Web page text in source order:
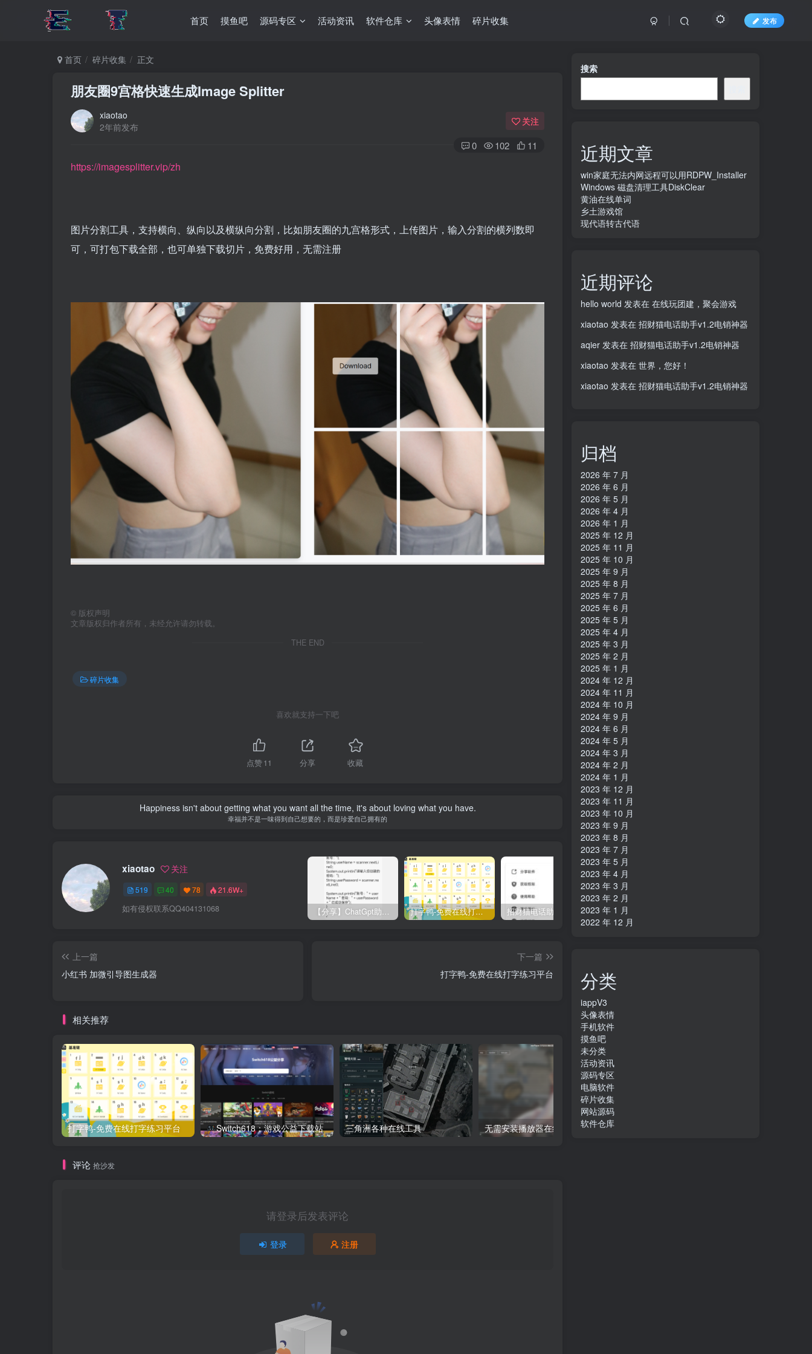
首页 摸鱼吧 源码专区 活动资讯 软件仓库 头像表情 碎片收集 发布
首页 碎片收集 正文
朋友圈9宫格快速生成Image Splitter
xiaotao
2年前发布
关注
0 102 11
https://imagesplitter.vip/zh
图片分割工具，支持横向、纵向以及横纵向分割，比如朋友圈的九宫格形式，上传图片，输入分割的横列数即
可，可打包下载全部，也可单独下载切片，免费好用，无需注册
© 版权声明
文章版权归作者所有，未经允许请勿转载。
THE END
碎片收集
喜欢就支持一下吧
点赞11 分享 收藏
Happiness isn't about getting what you want all the time, it's about loving what you have.
幸福并不是一味得到自己想要的，而是珍爱自己拥有的
xiaotao 关注
519 40 78 21.6W+
如有侵权联系QQ404131068 【分享】ChatGpt助手v1.24免注册直接使用 打字鸭-免费在线打字练习平台 招财猫电话助手v1.2电销神器 在线cs摸鱼神器
上一篇
小红书 加微引导图生成器
下一篇
打字鸭-免费在线打字练习平台
相关推荐
打字鸭-免费在线打字练习平台 Switch618：游戏公益下载站 三角洲各种在线工具 无需安装播放器在线播放
评论 抢沙发
请登录后发表评论
登录 注册
搜索
近期文章
win家庭无法内网远程可以用RDPW_Installer
Windows 磁盘清理工具DiskClear
黄油在线单词
乡土游戏馆
现代语转古代语
近期评论
hello world 发表在 在线玩团建，聚会游戏
xiaotao 发表在 招财猫电话助手v1.2电销神器
aqier 发表在 招财猫电话助手v1.2电销神器
xiaotao 发表在 世界，您好！
xiaotao 发表在 招财猫电话助手v1.2电销神器
归档
2026 年 7 月
2026 年 6 月
2026 年 5 月
2026 年 4 月
2026 年 1 月
2025 年 12 月
2025 年 11 月
2025 年 10 月
2025 年 9 月
2025 年 8 月
2025 年 7 月
2025 年 6 月
2025 年 5 月
2025 年 4 月
2025 年 3 月
2025 年 2 月
2025 年 1 月
2024 年 12 月
2024 年 11 月
2024 年 10 月
2024 年 9 月
2024 年 6 月
2024 年 5 月
2024 年 3 月
2024 年 2 月
2024 年 1 月
2023 年 12 月
2023 年 11 月
2023 年 10 月
2023 年 9 月
2023 年 8 月
2023 年 7 月
2023 年 5 月
2023 年 4 月
2023 年 3 月
2023 年 2 月
2023 年 1 月
2022 年 12 月
分类
iappV3
头像表情
手机软件
摸鱼吧
未分类
活动资讯
源码专区
电脑软件
碎片收集
网站源码
软件仓库